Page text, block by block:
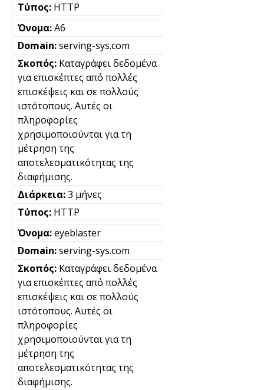
HTTP
A6
serving-sys.com
Καταγράφει δεδομένα
για επισκέπτες από πολλές
επισκέψεις και σε πολλούς
ιστότοπους. Αυτές οι
πληροφορίες
χρησιμοποιούνται για τη
μέτρηση της
αποτελεσματικότητας της
διαφήμισης.
3 μήνες
HTTP
eyeblaster
serving-sys.com
Καταγράφει δεδομένα
για επισκέπτες από πολλές
επισκέψεις και σε πολλούς
ιστότοπους. Αυτές οι
πληροφορίες
χρησιμοποιούνται για τη
μέτρηση της
αποτελεσματικότητας της
διαφήμισης.